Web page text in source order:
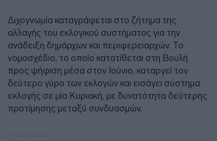
Διχογνωμία καταγράφεται στο ζήτημα της
αλλαγής του εκλογικού συστήματος για την
ανάδειξη δημάρχων και περιφερειαρχών. Το
νομοσχέδιο, το οποίο κατατίθεται στη Βουλή
προς ψήφιση μέσα στον Ιούνιο, καταργεί τον
δεύτερο γύρο των εκλογών και εισάγει σύστημα
εκλογής σε μία Κυριακή, με δυνατότητα δεύτερης
προτίμησης μεταξύ συνδυασμών.